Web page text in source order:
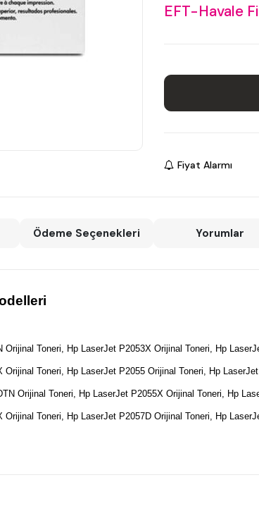
EFT-Havale
Fiyat Alarmı
Ödeme Seçenekleri Yorumlar
Orijinal Toneri, Hp LaserJet P2053X Orijinal Toneri, Hp
Orijinal Toneri, Hp LaserJet P2055 Orijinal Toneri, Hp
Orijinal Toneri, Hp LaserJet P2055X Orijinal Toneri, Hp
Orijinal Toneri, Hp LaserJet P2057D Orijinal Toneri, Hp